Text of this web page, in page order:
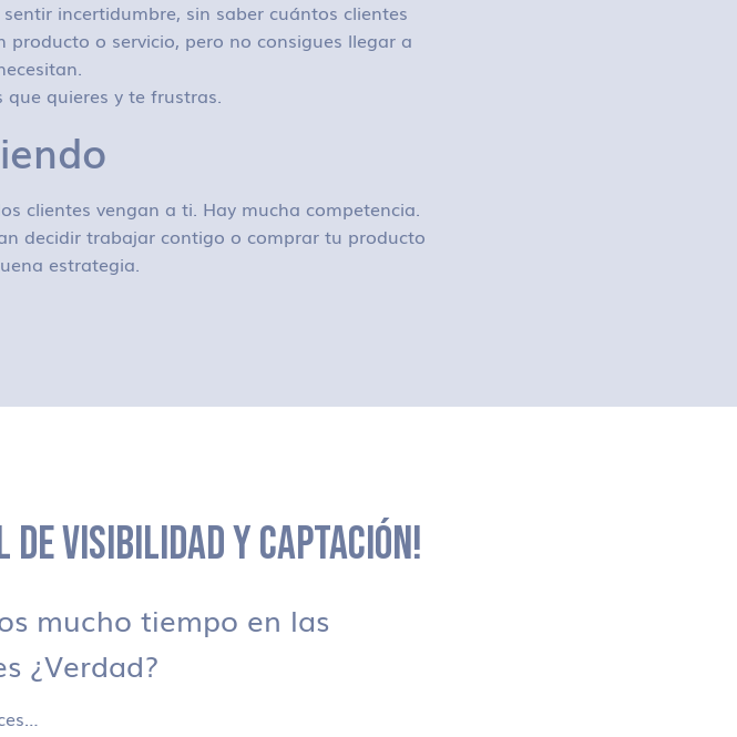
incertidumbre, sin saber cuántos clientes
o servicio, pero no consigues llegar a
quieres y te frustras.
clientes vengan a ti. Hay mucha competencia.
decidir trabajar contigo o comprar tu producto
estrategia.
DE VISIBILIDAD Y CAPTACIÓN!
mucho tiempo en las
¿Verdad?